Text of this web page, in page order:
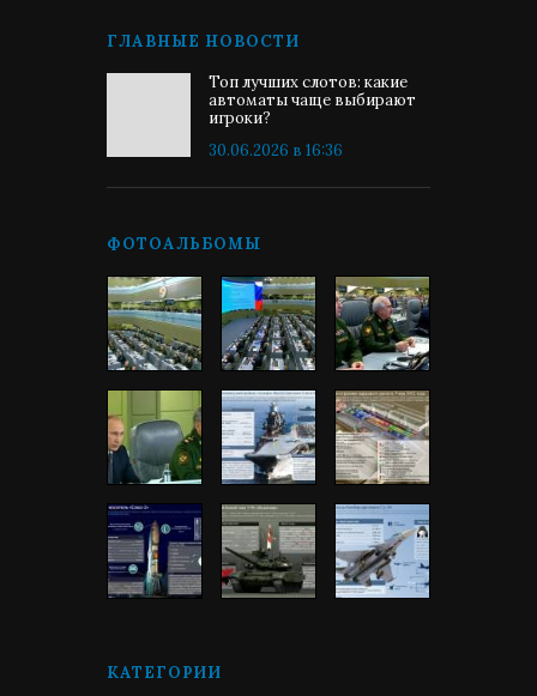
ГЛАВНЫЕ НОВОСТИ
Топ лучших слотов: какие
автоматы чаще выбирают
игроки?
30.06.2026 в 16:36
ФОТОАЛЬБОМЫ
КАТЕГОРИИ